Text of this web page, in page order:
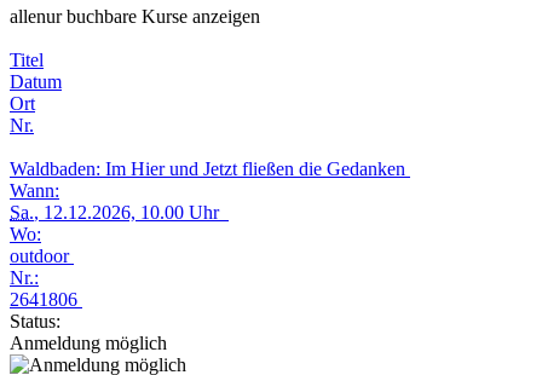
allenur buchbare Kurse anzeigen
Titel
Datum
Ort
Nr.
Waldbaden: Im Hier und Jetzt fließen die Gedanken
Wann:
Sa., 12.12.2026, 10.00 Uhr
Wo:
outdoor
Nr.:
2641806
Status:
Anmeldung möglich